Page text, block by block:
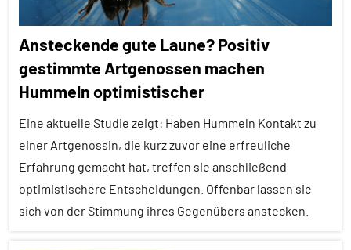
Forschung
aktuell
Insekten
Lernen
und
Wirbellose
Ansteckende gute Laune? Positiv
gestimmte Artgenossen machen
Hummeln optimistischer
Eine aktuelle Studie zeigt: Haben Hummeln Kontakt zu
einer Artgenossin, die kurz zuvor eine erfreuliche
Erfahrung gemacht hat, treffen sie anschließend
optimistischere Entscheidungen. Offenbar lassen sie
sich von der Stimmung ihres Gegenübers anstecken.